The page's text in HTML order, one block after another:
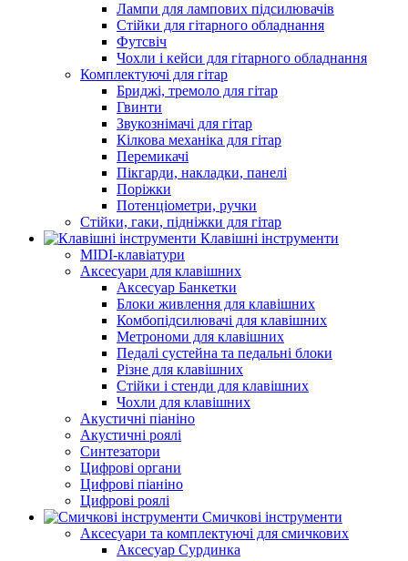
Лампи для лампових підсилювачів
Стійки для гітарного обладнання
Футсвіч
Чохли і кейси для гітарного обладнання
Комплектуючі для гітар
Бриджі, тремоло для гітар
Гвинти
Звукознімачі для гітар
Кілкова механіка для гітар
Перемикачі
Пікгарди, накладки, панелі
Поріжки
Потенціометри, ручки
Стійки, гаки, підніжки для гітар
Клавішні інструменти
MIDI-клавіатури
Аксесуари для клавішних
Аксесуар Банкетки
Блоки живлення для клавішних
Комбопідсилювачі для клавішних
Метрономи для клавішних
Педалі сустейна та педальні блоки
Різне для клавішних
Стійки і стенди для клавішних
Чохли для клавішних
Акустичні піаніно
Акустичні роялі
Синтезатори
Цифрові органи
Цифрові піаніно
Цифрові роялі
Смичкові інструменти
Аксесуари та комплектуючі для смичкових
Аксесуар Сурдинка